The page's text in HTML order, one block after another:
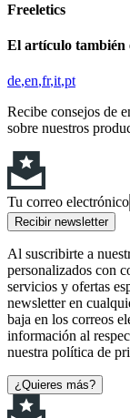
Freeletics
El artículo también
de en fr it pt
Recibe consejos de
sobre nuestros
Tu correo electrónico
Recibir newsletter
Al suscribirte a
personalizados con
servicios y ofertas
newsletter en
baja en los correos
información al
nuestra política de
¿Quieres más?